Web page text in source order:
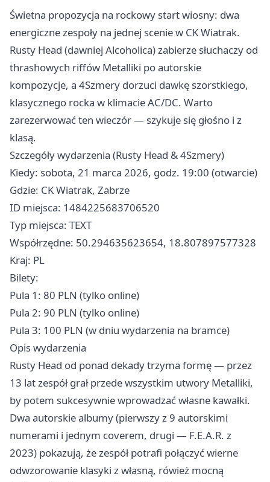
Świetna propozycja na rockowy start wiosny: dwa
energiczne zespoły na jednej scenie w CK Wiatrak.
Rusty Head (dawniej Alcoholica) zabierze słuchaczy od
thrashowych riffów Metalliki po autorskie
kompozycje, a 4Szmery dorzuci dawkę szorstkiego,
klasycznego rocka w klimacie AC/DC. Warto
zarezerwować ten wieczór — szykuje się głośno i z
klasą.
Szczegóły wydarzenia (Rusty Head & 4Szmery)
Kiedy: sobota, 21 marca 2026, godz. 19:00 (otwarcie)
Gdzie: CK Wiatrak, Zabrze
ID miejsca: 1484225683706520
Typ miejsca: TEXT
Współrzędne: 50.294635623654, 18.807897577328
Kraj: PL
Bilety:
Pula 1: 80 PLN (tylko online)
Pula 2: 90 PLN (tylko online)
Pula 3: 100 PLN (w dniu wydarzenia na bramce)
Opis wydarzenia
Rusty Head od ponad dekady trzyma formę — przez
13 lat zespół grał przede wszystkim utwory Metalliki,
by potem sukcesywnie wprowadzać własne kawałki.
Dwa autorskie albumy (pierwszy z 9 autorskimi
numerami i jednym coverem, drugi — F.E.A.R. z
2023) pokazują, że zespół potrafi połączyć wierne
odwzorowanie klasyki z własną, rówież mocną